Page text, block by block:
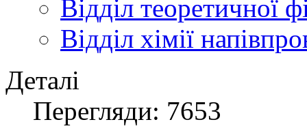
Відділ теоретичної
Відділ хімії
Деталі
Перегляди: 7653